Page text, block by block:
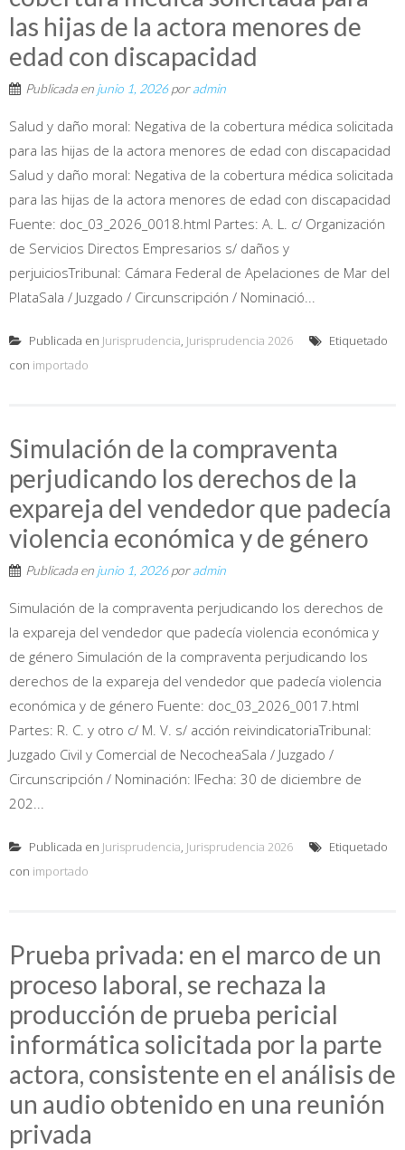
las hijas de la actora menores de
edad con discapacidad
Publicada en junio 1, 2026poradmin
Salud y daño moral: Negativa de la cobertura médica solicitada
para las hijas de la actora menores de edad con discapacidad
Salud y daño moral: Negativa de la cobertura médica solicitada
para las hijas de la actora menores de edad con discapacidad
Fuente: doc_03_2026_0018.html Partes: A. L. c/ Organización
de Servicios Directos Empresarios s/ daños y
perjuiciosTribunal: Cámara Federal de Apelaciones de Mar del
PlataSala / Juzgado / Circunscripción / Nominació...
Publicada en Jurisprudencia, Jurisprudencia 2026
Etiquetado
con importado
Simulación de la compraventa
perjudicando los derechos de la
expareja del vendedor que padecía
violencia económica y de género
Publicada en junio 1, 2026poradmin
Simulación de la compraventa perjudicando los derechos de
la expareja del vendedor que padecía violencia económica y
de género Simulación de la compraventa perjudicando los
derechos de la expareja del vendedor que padecía violencia
económica y de género Fuente: doc_03_2026_0017.html
Partes: R. C. y otro c/ M. V. s/ acción reivindicatoriaTribunal:
Juzgado Civil y Comercial de NecocheaSala / Juzgado /
Circunscripción / Nominación: IFecha: 30 de diciembre de
202...
Publicada en Jurisprudencia, Jurisprudencia 2026
Etiquetado
con importado
Prueba privada: en el marco de un
proceso laboral, se rechaza la
producción de prueba pericial
informática solicitada por la parte
actora, consistente en el análisis de
un audio obtenido en una reunión
privada